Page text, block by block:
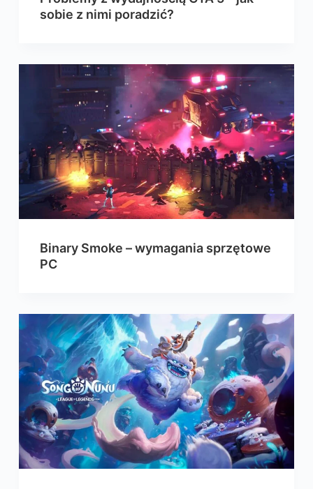
sobie z nimi poradzić?
Binary Smoke – wymagania sprzętowe
PC